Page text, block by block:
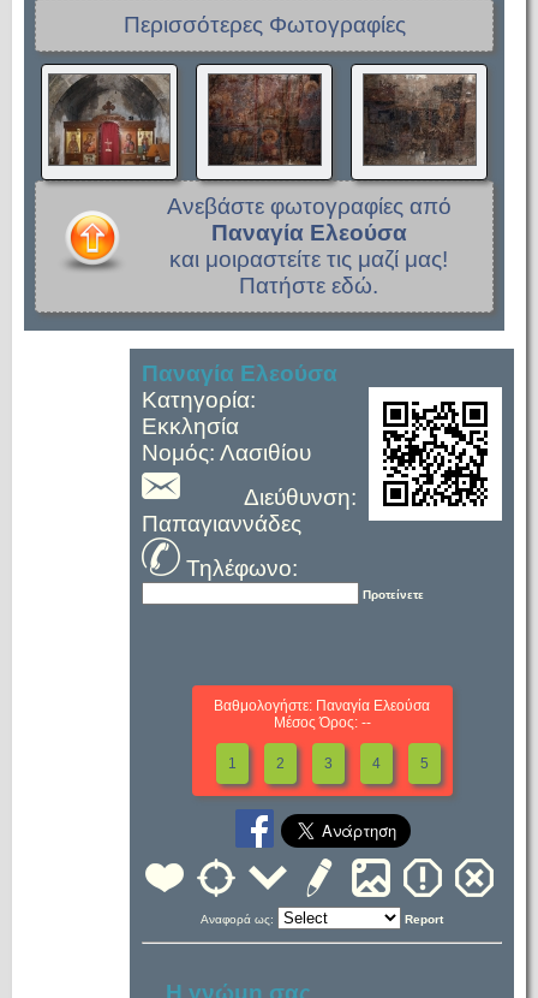
Περισσότερες Φωτογραφίες
Ανεβάστε φωτογραφίες από
Παναγία Ελεούσα
και μοιραστείτε τις μαζί μας!
Πατήστε εδώ.
Παναγία Ελεούσα
Κατηγορία:
Εκκλησία
Νομός: Λασιθίου
Διεύθυνση:
Παπαγιαννάδες
Τηλέφωνο:
Προτείνετε
Βαθμολογήστε: Παναγία Ελεούσα
Μέσος Όρος: --
1 2 3 4 5
Αναφορά ως: Report
Η γνώμη σας